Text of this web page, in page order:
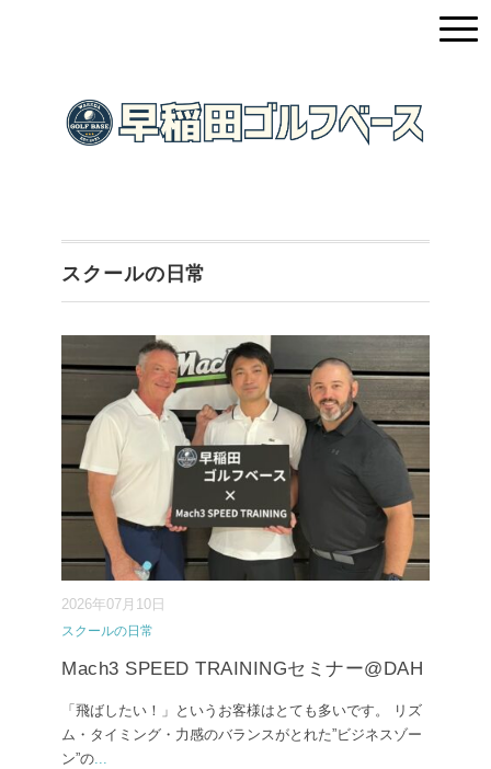
スクールの日常
2026年07月10日
スクールの日常
Mach3 SPEED TRAININGセミナー@DAH
「飛ばしたい！」というお客様はとても多いです。 リズ
ム・タイミング・力感のバランスがとれた”ビジネスゾー
ン”の...